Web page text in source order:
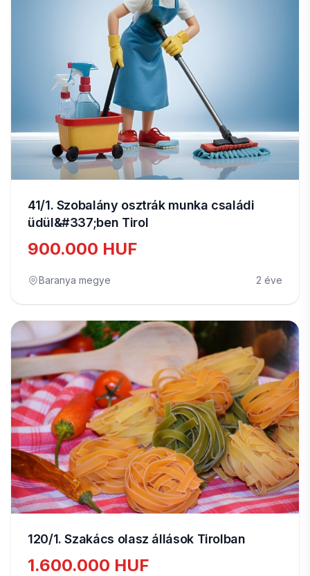
41/1. Szobalány osztrák munka családi
üdül&#337;ben Tirol
900.000 HUF
Baranya megye 2 éve
120/1. Szakács olasz állások Tirolban
1.600.000 HUF